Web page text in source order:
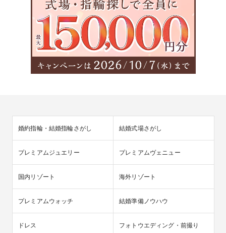
婚約指輪・結婚指輪さがし 結婚式場さがし
プレミアムジュエリー プレミアムヴェニュー
国内リゾート 海外リゾート
プレミアムウォッチ 結婚準備ノウハウ
ドレス フォトウエディング・前撮り